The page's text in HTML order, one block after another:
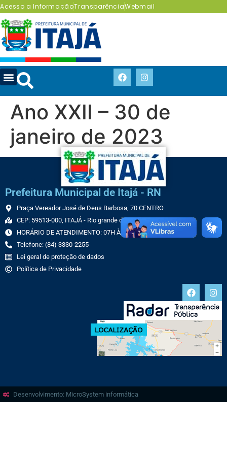
Acesso a InformaçãoTransparênciaWebmail
Ano XXII – 30 de
janeiro de 2023
Prefeitura Municipal de Itajá - RN
Praça Vereador José de Deus Barbosa, 70 CENTRO
CEP: 59513-000, ITAJÁ - Rio grande do Norte
HORÁRIO DE ATENDIMENTO: 07H ÀS 13H
Telefone: (84) 3330-2255
Lei geral de proteção de dados
Política de Privacidade
Desenvolvimento: MicroSystem informática